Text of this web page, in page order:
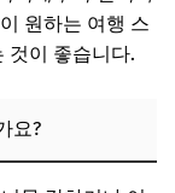
원하는 여행 스
것이 좋습니다.
요?